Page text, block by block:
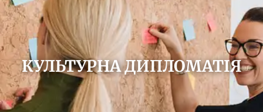
КУЛЬТУРНА ДИПЛОМАТІЯ